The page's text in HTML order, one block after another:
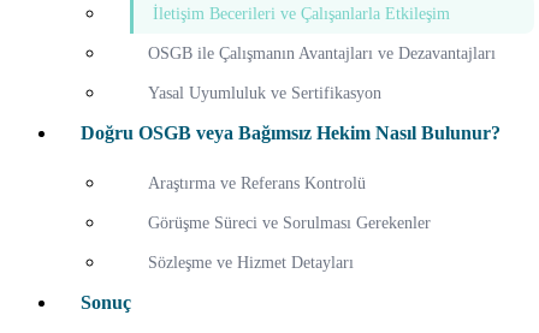
İletişim Becerileri ve Çalışanlarla Etkileşim
OSGB ile Çalışmanın Avantajları ve Dezavantajları
Yasal Uyumluluk ve Sertifikasyon
Doğru OSGB veya Bağımsız Hekim Nasıl Bulunur?
Araştırma ve Referans Kontrolü
Görüşme Süreci ve Sorulması Gerekenler
Sözleşme ve Hizmet Detayları
Sonuç